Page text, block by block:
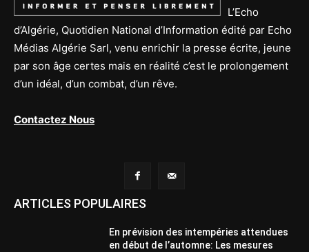
L’Echo
d’Algérie, Quotidien National d’Information édité par Echo
Médias Algérie Sarl, venu enrichir la presse écrite, jeune
par son âge certes mais en réalité c’est le prolongement
d’un idéal, d’un combat, d’un rêve.
Contactez Nous
ARTICLES POPULAIRES
En prévision des intempéries attendues
en début de l’automne: Les mesures